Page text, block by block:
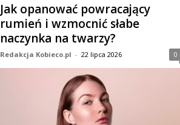
Jak opanować powracający
rumień i wzmocnić słabe
naczynka na twarzy?
Redakcja Kobieco.pl - 22 lipca 2026 0